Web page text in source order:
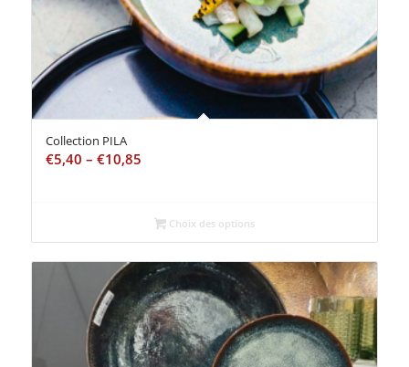
Collection PILA
€5,40 – €10,85
Choix des options